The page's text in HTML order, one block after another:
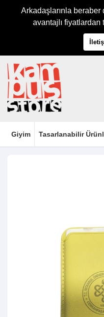
Arkadaşlarınla beraber
avantajlı
Giyim Tasarlanabilir